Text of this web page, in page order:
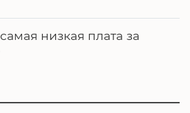
низкая плата за